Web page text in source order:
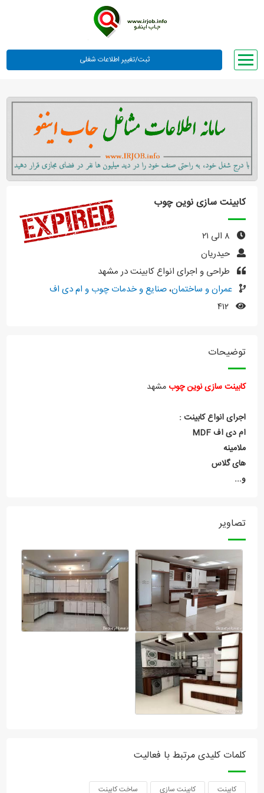
وبلاگ
معرفی ما
تعرفه ها
راهنما
ورود یا عضویت
کابینت سازی نوین چوب
حیدریان
طراحی و اجرای انواع کابینت در مشهد
عمران و ساختمان،صنایع و خدمات چوب و ام دی اف
۴۱۲
توضیحات
کابینت سازی نوین چوبمشهد
اجرای انواع کابینت :
ام دی اف MDF
ملامینه
های گلاس
و...
تصاویر
کلمات کلیدی مرتبط با فعالیت
کابینت کابینت سازی ساخت کابینت